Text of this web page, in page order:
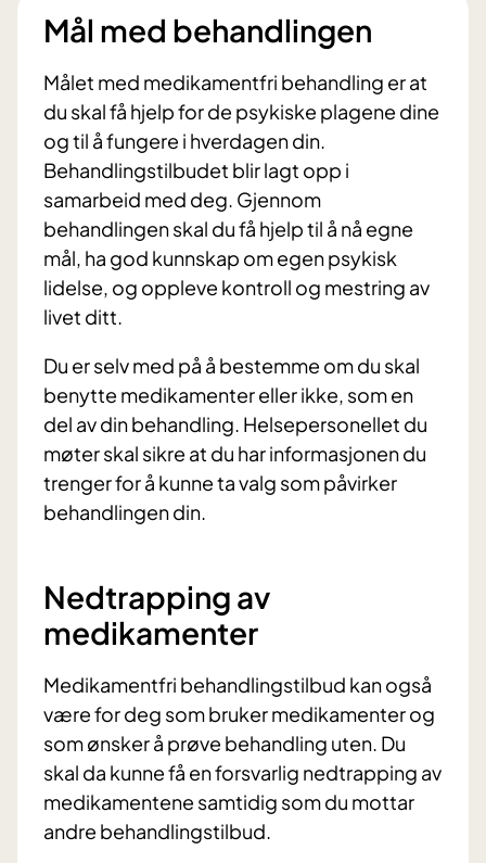
Mål med behandlingen
Målet med medikamentfri behandling er at
du skal få hjelp for de psykiske plagene dine
og til å fungere i hverdagen din.
Behandlingstilbudet blir lagt opp i
samarbeid med deg. Gjennom
behandlingen skal du få hjelp til å nå egne
mål, ha god kunnskap om egen psykisk
lidelse, og oppleve kontroll og mestring av
livet ditt.
Du er selv med på å bestemme om du skal
benytte medikamenter eller ikke, som en
del av din behandling. Helsepersonellet du
møter skal sikre at du har informasjonen du
trenger for å kunne ta valg som påvirker
behandlingen din.
Nedtrapping av
medikamenter
Medikamentfri behandlingstilbud kan også
være for deg som bruker medikamenter og
som ønsker å prøve behandling uten. Du
skal da kunne få en forsvarlig nedtrapping av
medikamentene samtidig som du mottar
andre behandlingstilbud.